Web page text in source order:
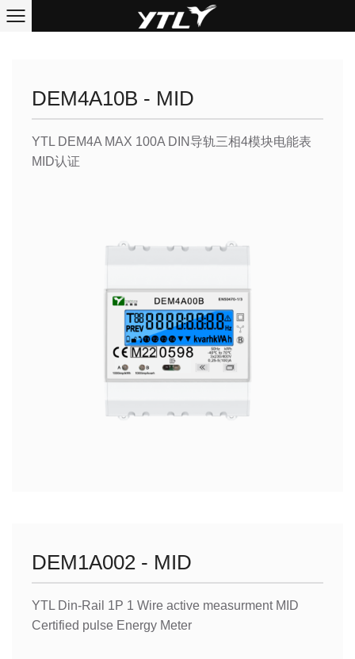
DEM4A10B - MID
YTL DEM4A MAX 100A DIN导轨三相4模块电能表
MID认证
DEM1A002 - MID
YTL Din-Rail 1P 1 Wire active measurment MID
Certified pulse Energy Meter